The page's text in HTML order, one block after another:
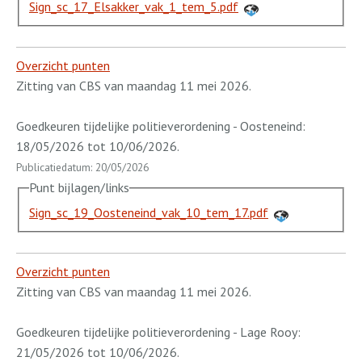
Sign_sc_17_Elsakker_vak_1_tem_5.pdf
Overzicht punten
Zitting van CBS van maandag 11 mei 2026.
Goedkeuren tijdelijke politieverordening - Oosteneind:
18/05/2026 tot 10/06/2026.
Publicatiedatum: 20/05/2026
Punt bijlagen/links
Sign_sc_19_Oosteneind_vak_10_tem_17.pdf
Overzicht punten
Zitting van CBS van maandag 11 mei 2026.
Goedkeuren tijdelijke politieverordening - Lage Rooy:
21/05/2026 tot 10/06/2026.